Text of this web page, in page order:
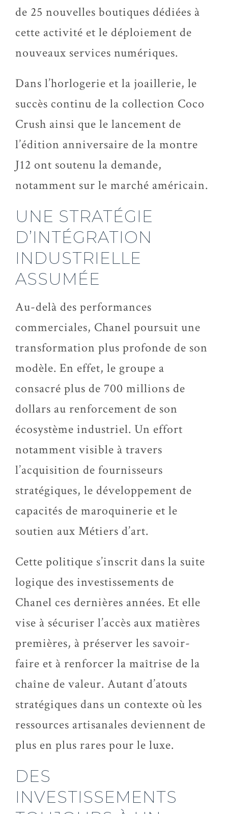
de 25 nouvelles boutiques dédiées à
cette activité et le déploiement de
nouveaux services numériques.
Dans l’horlogerie et la joaillerie, le
succès continu de la collection Coco
Crush ainsi que le lancement de
l’édition anniversaire de la montre
J12 ont soutenu la demande,
notamment sur le marché américain.
UNE STRATÉGIE
D’INTÉGRATION
INDUSTRIELLE
ASSUMÉE
Au-delà des performances
commerciales, Chanel poursuit une
transformation plus profonde de son
modèle. En effet, le groupe a
consacré plus de 700 millions de
dollars au renforcement de son
écosystème industriel. Un effort
notamment visible à travers
l’acquisition de fournisseurs
stratégiques, le développement de
capacités de maroquinerie et le
soutien aux Métiers d’art.
Cette politique s’inscrit dans la suite
logique des investissements de
Chanel ces dernières années. Et elle
vise à sécuriser l’accès aux matières
premières, à préserver les savoir-
faire et à renforcer la maîtrise de la
chaîne de valeur. Autant d’atouts
stratégiques dans un contexte où les
ressources artisanales deviennent de
plus en plus rares pour le luxe.
DES
INVESTISSEMENTS